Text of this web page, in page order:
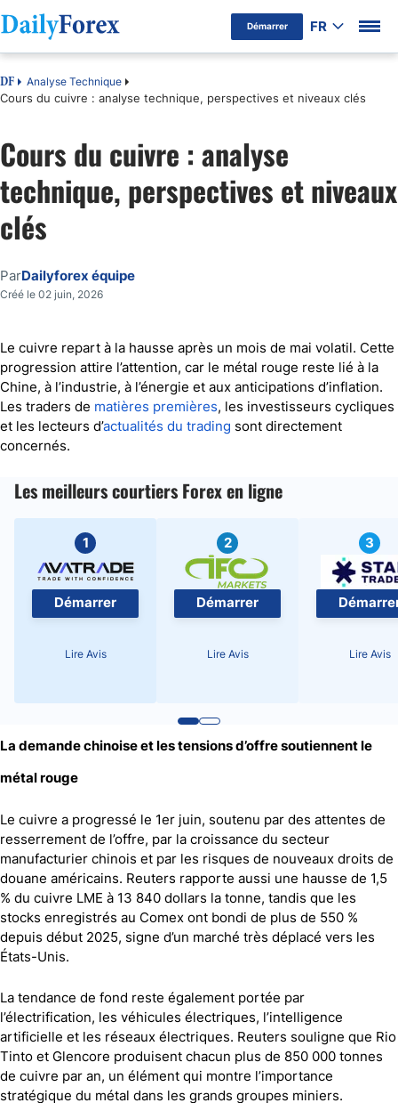
Démarrer FR
DF Analyse Technique
Cours du cuivre : analyse technique, perspectives et niveaux clés
Cours du cuivre : analyse
technique, perspectives et niveaux
clés
ParDailyforex équipe
Créé le 02 juin, 2026
Le cuivre repart à la hausse après un mois de mai volatil. Cette
progression attire l’attention, car le métal rouge reste lié à la
Chine, à l’industrie, à l’énergie et aux anticipations d’inflation.
Les traders de matières premières, les investisseurs cycliques
et les lecteurs d’actualités du trading sont directement
concernés.
Les meilleurs courtiers Forex en ligne
1
Démarrer
Lire Avis
2
Démarrer
Lire Avis
3
Lire Avis
La demande chinoise et les tensions d’offre soutiennent le
métal rouge
Le cuivre a progressé le 1er juin, soutenu par des attentes de
resserrement de l’offre, par la croissance du secteur
manufacturier chinois et par les risques de nouveaux droits de
douane américains. Reuters rapporte aussi une hausse de 1,5
% du cuivre LME à 13 840 dollars la tonne, tandis que les
stocks enregistrés au Comex ont bondi de plus de 550 %
depuis début 2025, signe d’un marché très déplacé vers les
États-Unis.
La tendance de fond reste également portée par
l’électrification, les véhicules électriques, l’intelligence
artificielle et les réseaux électriques. Reuters souligne que Rio
Tinto et Glencore produisent chacun plus de 850 000 tonnes
de cuivre par an, un élément qui montre l’importance
stratégique du métal dans les grands groupes miniers.